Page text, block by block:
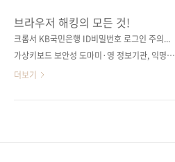
이 사사키, 크리스토프 코너, 레이이치로 나카노
역자명 이수진출판일 2020년 2월 20일페이지
244쪽시리즈 I♥A.I. 23(아이러브..
Browser Hacker’s Handbook(ISBN:
9781118662090)지은이 웨이드 알콘, 크리스
티앙 프리쇼, 미켈레 오루 옮긴이 류광출판일
변형(188*245*36)제 본 무선(soft cover)정
가 38,000원ISBN 979-11-85890-05-0
브라우저 해킹의 모든 것!
크롬서 KB국민은행 ID비밀번호 로그인 주의...
가상키보드 보안성 도마미·영 정보기관, 익명 인
터넷 브라우저 해킹 시도브라우저에 발생한 해
더보기